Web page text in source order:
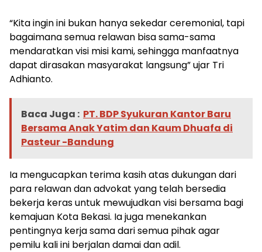
“Kita ingin ini bukan hanya sekedar ceremonial, tapi
bagaimana semua relawan bisa sama-sama
mendaratkan visi misi kami, sehingga manfaatnya
dapat dirasakan masyarakat langsung” ujar Tri
Adhianto.
Baca Juga : PT. BDP Syukuran Kantor Baru
Bersama Anak Yatim dan Kaum Dhuafa di
Pasteur -Bandung
Ia mengucapkan terima kasih atas dukungan dari
para relawan dan advokat yang telah bersedia
bekerja keras untuk mewujudkan visi bersama bagi
kemajuan Kota Bekasi. Ia juga menekankan
pentingnya kerja sama dari semua pihak agar
pemilu kali ini berjalan damai dan adil.